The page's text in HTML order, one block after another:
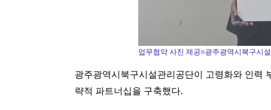
업무협약 사진 제공=광주광역시북구시
광주광역시북구시설관리공단이 고령화와 인력
략적 파트너십을 구축했다.